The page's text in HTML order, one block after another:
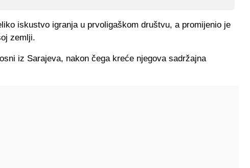
iskustvo igranja u prvoligaškom društvu, a promijenio je
zemlji.
iz Sarajeva, nakon čega kreće njegova sadržajna